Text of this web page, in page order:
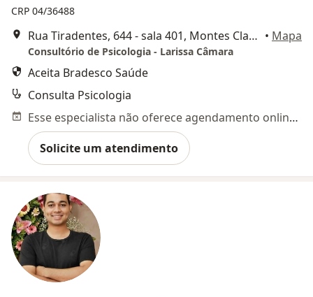
CRP 04/36488
Rua Tiradentes, 644 - sala 401, Montes Claros • Mapa
Consultório de Psicologia - Larissa Câmara
Aceita Bradesco Saúde
Consulta Psicologia
Esse especialista não oferece agendamento online para esse endereço.
Solicite um atendimento